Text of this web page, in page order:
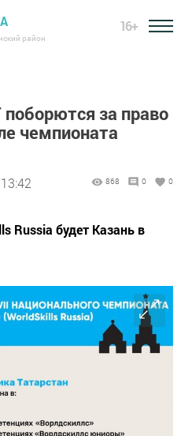
район
16+
за право
чемпионата
868 0 0
Russia будет Казань в